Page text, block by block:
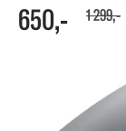
650,- 1 299,-